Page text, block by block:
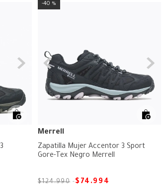
40 %
Merrell
Zapatilla Mujer Accentor 3 Sport
Gore-Tex Negro Merrell
$124.990 $ 74 .994